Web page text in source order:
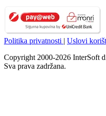
Politika privatnosti | Uslovi
Copyright 2000-2026 InterSoft
Sva prava zadržana.